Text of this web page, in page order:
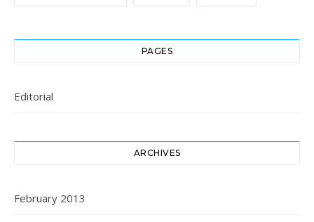
PAGES
Editorial
ARCHIVES
February 2013